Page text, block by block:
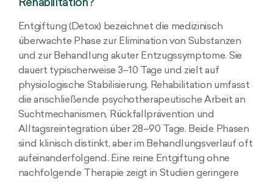
Rehabilitation?
Entgiftung (Detox) bezeichnet die medizinisch
überwachte Phase zur Elimination von Substanzen
und zur Behandlung akuter Entzugssymptome. Sie
dauert typischerweise 3–10 Tage und zielt auf
physiologische Stabilisierung. Rehabilitation umfasst
die anschließende psychotherapeutische Arbeit an
Suchtmechanismen, Rückfallprävention und
Alltagsreintegration über 28–90 Tage. Beide Phasen
sind klinisch distinkt, aber im Behandlungsverlauf oft
aufeinanderfolgend. Eine reine Entgiftung ohne
nachfolgende Therapie zeigt in Studien geringere